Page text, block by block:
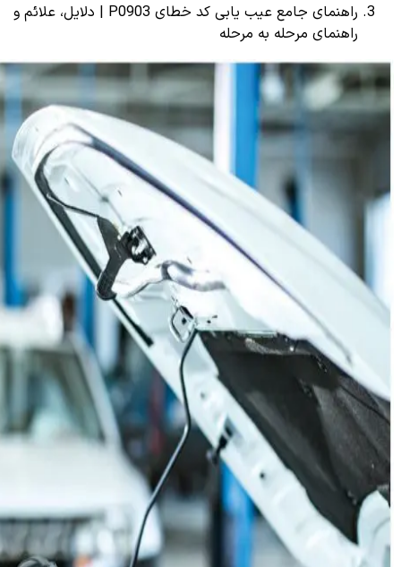
راهنمای جامع عیب یابی کد خطای P0903 | دلایل، علائم و
راهنمای مرحله به مرحله